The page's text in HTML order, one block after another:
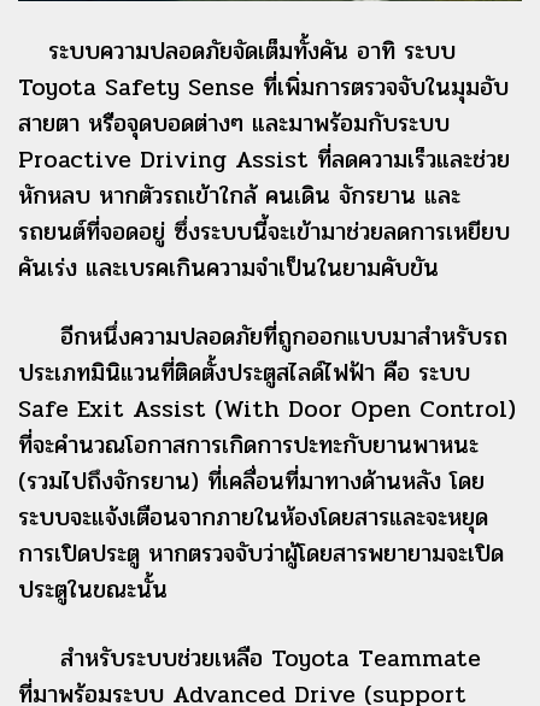
ระบบความปลอดภัยจัดเต็มทั้งคัน อาทิ ระบบ
Toyota Safety Sense ที่เพิ่มการตรวจจับในมุมอับ
สายตา หรือจุดบอดต่างๆ และมาพร้อมกับระบบ
Proactive Driving Assist ที่ลดความเร็วและช่วย
หักหลบ หากตัวรถเข้าใกล้ คนเดิน จักรยาน และ
รถยนต์ที่จอดอยู่ ซึ่งระบบนี้จะเข้ามาช่วยลดการเหยียบ
คันเร่ง และเบรคเกินความจำเป็นในยามคับขัน
อีกหนึ่งความปลอดภัยที่ถูกออกแบบมาสำหรับรถ
ประเภทมินิแวนที่ติดตั้งประตูสไลด์ไฟฟ้า คือ ระบบ
Safe Exit Assist (With Door Open Control)
ที่จะคำนวณโอกาสการเกิดการปะทะกับยานพาหนะ
(รวมไปถึงจักรยาน) ที่เคลื่อนที่มาทางด้านหลัง โดย
ระบบจะแจ้งเตือนจากภายในห้องโดยสารและจะหยุด
การเปิดประตู หากตรวจจับว่าผู้โดยสารพยายามจะเปิด
ประตูในขณะนั้น
สำหรับระบบช่วยเหลือ Toyota Teammate
ที่มาพร้อมระบบ Advanced Drive (support